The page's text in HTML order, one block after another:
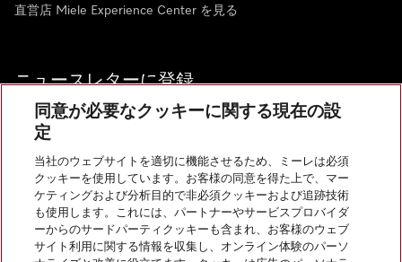
直営店 Miele Experience Center を見る
ニュースレターに登録
お問い合わせ
InstagramのMiele
YoutubeのMiele
同意が必要なクッキーに関する現在の設
定
当社のウェブサイトを適切に機能させるため、ミーレは必須
クッキーを使用しています。お客様の同意を得た上で、マー
ケティングおよび分析目的で非必須クッキーおよび追跡技術
も使用します。これには、パートナーやサービスプロバイダ
ーからのサードパーティクッキーも含まれ、お客様のウェブ
サイト利用に関する情報を収集し、オンライン体験のパーソ